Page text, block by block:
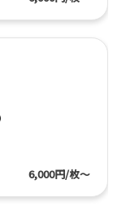
6,000円/枚～